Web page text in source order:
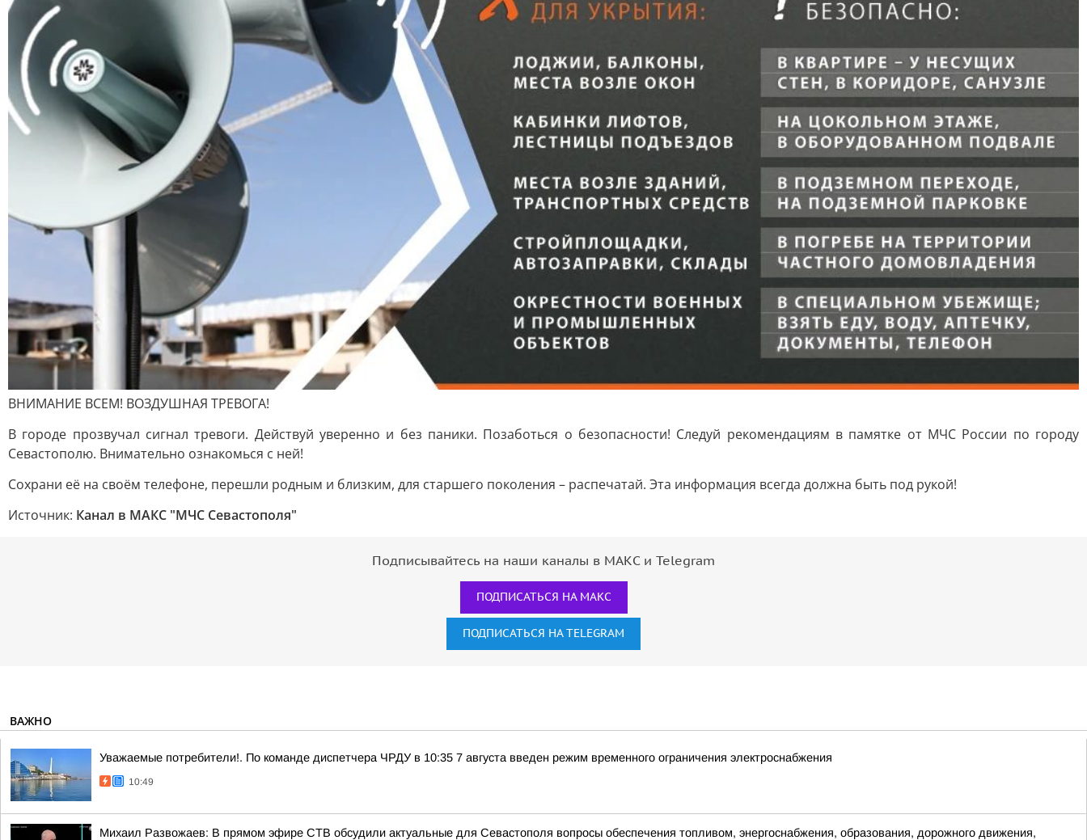
ВНИМАНИЕ ВСЕМ! ВОЗДУШНАЯ ТРЕВОГА!
В городе прозвучал сигнал тревоги. Действуй уверенно и без паники. Позаботься о безопасности! Следуй рекомендациям в памятке от МЧС России по городу
Севастополю. Внимательно ознакомься с ней!
Сохрани её на своём телефоне, перешли родным и близким, для старшего поколения – распечатай. Эта информация всегда должна быть под рукой!
Источник: Канал в МАКС "МЧС Севастополя"
Подписывайтесь на наши каналы в МАКС и Telegram
ПОДПИСАТЬСЯ НА МАКС
ПОДПИСАТЬСЯ НА TELEGRAM
ВАЖНО
Уважаемые потребители!. По команде диспетчера ЧРДУ в 10:35 7 августа введен режим временного ограничения электроснабжения
10:49
Михаил Развожаев: В прямом эфире СТВ обсудили актуальные для Севастополя вопросы обеспечения топливом, энергоснабжения, образования, дорожного движения,